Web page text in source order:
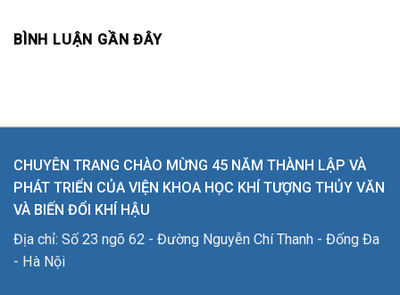
BÌNH LUẬN GẦN ĐÂY
CHUYÊN TRANG CHÀO MỪNG 45 NĂM THÀNH LẬP VÀ
PHÁT TRIỂN CỦA VIỆN KHOA HỌC KHÍ TƯỢNG THỦY VĂN
VÀ BIẾN ĐỔI KHÍ HẬU
Địa chỉ: Số 23 ngõ 62 - Đường Nguyễn Chí Thanh - Đống Đa
- Hà Nội